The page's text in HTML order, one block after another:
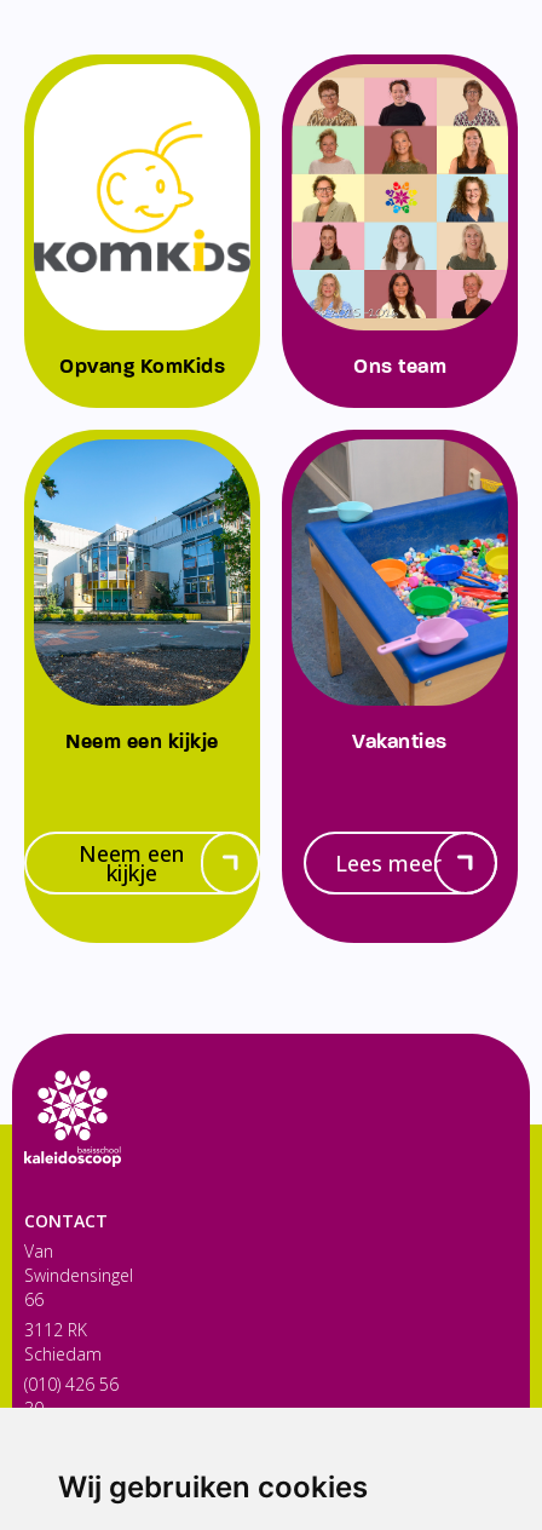
Wij gebruiken cookies
Opvang KomKids Ons team
Neem een kijkje
Neem een
kijkje
Vakanties
Lees meer
CONTACT
Van
Swindensingel
66
3112 RK
Schiedam
(010) 426 56
30
ONDERDEEL VAN